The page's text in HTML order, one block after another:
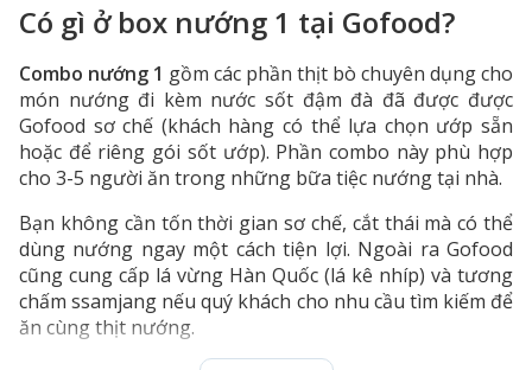
Có gì ở box nướng 1 tại Gofood?
Combo nướng 1 gồm các phần thịt bò chuyên dụng cho
món nướng đi kèm nước sốt đậm đà đã được được
Gofood sơ chế (khách hàng có thể lựa chọn ướp sẵn
hoặc để riêng gói sốt ướp). Phần combo này phù hợp
cho 3-5 người ăn trong những bữa tiệc nướng tại nhà.
Bạn không cần tốn thời gian sơ chế, cắt thái mà có thể
dùng nướng ngay một cách tiện lợi. Ngoài ra Gofood
cũng cung cấp lá vừng Hàn Quốc (lá kê nhíp) và tương
chấm ssamjang nếu quý khách cho nhu cầu tìm kiếm để
ăn cùng thịt nướng.